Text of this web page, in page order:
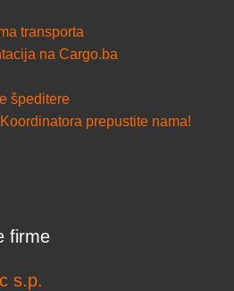
transporta
na Cargo.ba
špeditere
prepustite nama!
firme
s.p.